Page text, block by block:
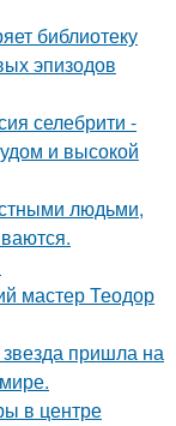
библиотеку
эпизодов
селебрити -
и высокой
людьми,
мастер Теодор
пришла на
в центре